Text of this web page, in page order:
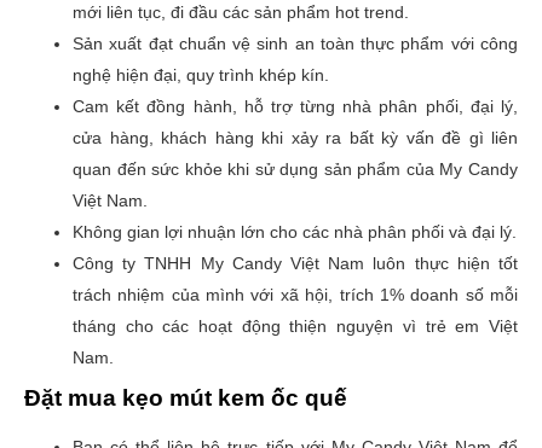
mới liên tục, đi đầu các sản phẩm hot trend.
Sản xuất đạt chuẩn vệ sinh an toàn thực phẩm với công
nghệ hiện đại, quy trình khép kín.
Cam kết đồng hành, hỗ trợ từng nhà phân phối, đại lý,
cửa hàng, khách hàng khi xảy ra bất kỳ vấn đề gì liên
quan đến sức khỏe khi sử dụng sản phẩm của My Candy
Việt Nam.
Không gian lợi nhuận lớn cho các nhà phân phối và đại lý.
Công ty TNHH My Candy Việt Nam luôn thực hiện tốt
trách nhiệm của mình với xã hội, trích 1% doanh số mỗi
tháng cho các hoạt động thiện nguyện vì trẻ em Việt
Nam.
Đặt mua kẹo mút kem ốc quế